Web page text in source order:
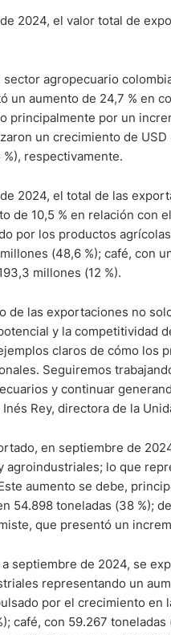
2024, el valor total de
agropecuario
un aumento de 24,7 % en
principalmente por un
un crecimiento de USD
respectivamente.
2024, el total de las
de 10,5 % en relación con
por los productos
(48,6 %); café, con
millones (12 %).
de las exportaciones no
y la competitividad
claros de cómo los
Seguiremos
y continuar
Rey, directora de la
en septiembre de
agroindustriales; lo que
aumento se debe,
54.898 toneladas (38 %);
que presentó un
septiembre de 2024, se
representando un
por el crecimiento en
café, con 59.267